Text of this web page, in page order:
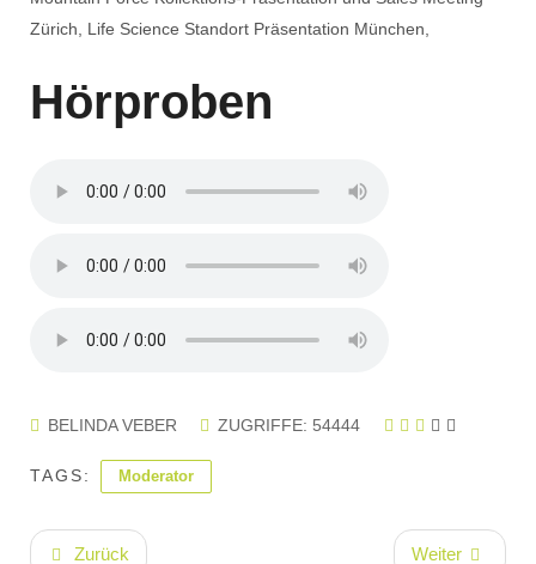
Zürich, Life Science Standort Präsentation München,
Hörproben
BELINDA VEBER ZUGRIFFE: 54444
TAGS: Moderator
Zurück Weiter